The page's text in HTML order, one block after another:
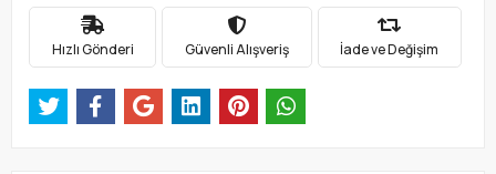
Hızlı Gönderi Güvenli Alışveriş İade ve Değişim